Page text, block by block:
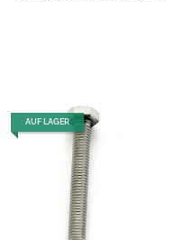
AUF LAGER